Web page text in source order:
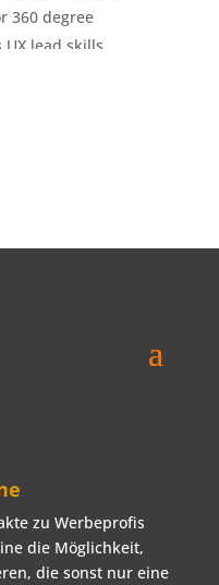
360 degree
lead skills
Concept copy
zu Werbeprofis
die Möglichkeit,
die sonst nur eine